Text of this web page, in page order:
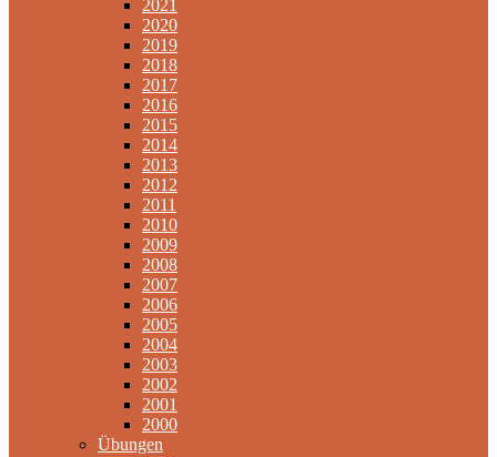
2021
2020
2019
2018
2017
2016
2015
2014
2013
2012
2011
2010
2009
2008
2007
2006
2005
2004
2003
2002
2001
2000
Übungen